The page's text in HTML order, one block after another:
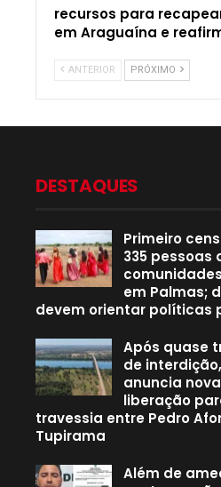
recursos para
em Araguaína e
ANTERIOR PRÓXIMO
DESTAQUES
Primeiro
335 pessoas
em Palmas;
devem orientar políticas
Após quase
de interdição,
anuncia
liberação
travessia entre Pedro
Tupirama
Além de